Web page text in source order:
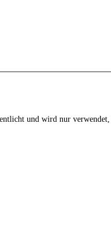
und wird nur